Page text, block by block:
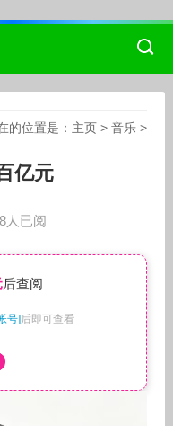
的位置是： 主页 >音乐 >
亿元
人已阅
后查阅
号]后即可查看